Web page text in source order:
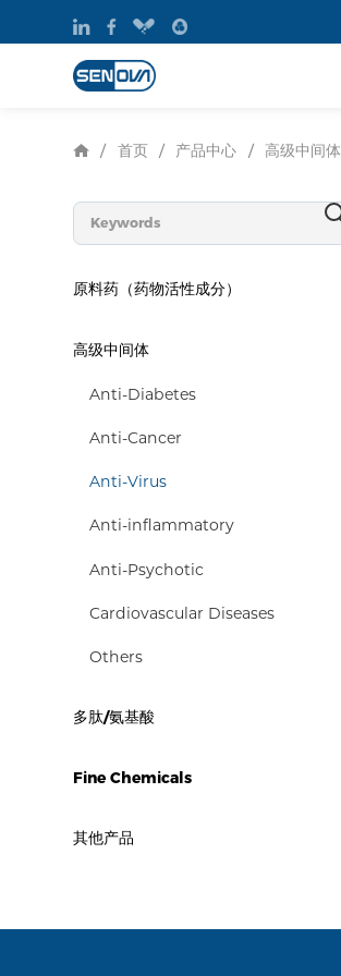
/ 首页 / 产品中心 / 高级中间体
原料药（药物活性成分）
高级中间体
Anti-Diabetes
Anti-Cancer
Anti-Virus
Anti-inflammatory
Anti-Psychotic
Cardiovascular Diseases
Others
多肽/氨基酸
Fine Chemicals
其他产品